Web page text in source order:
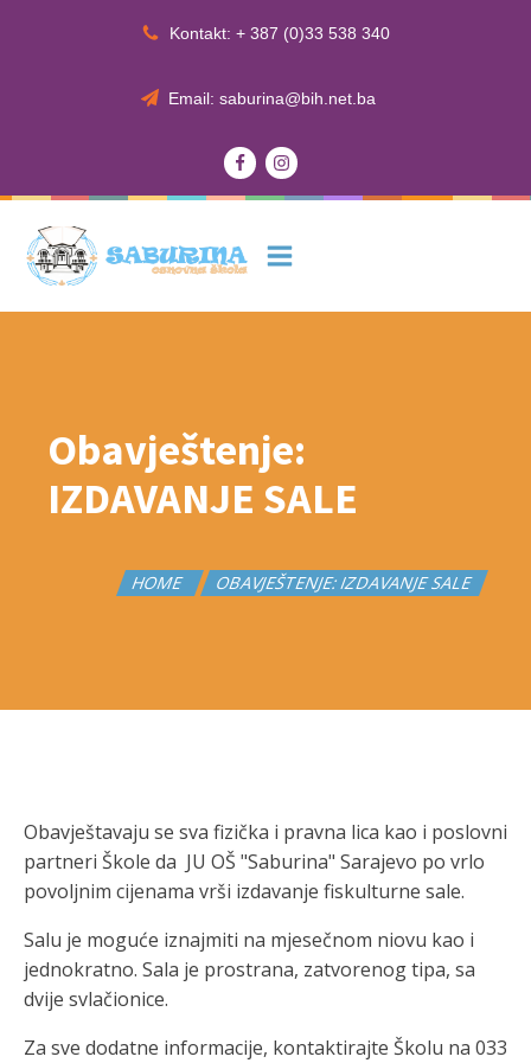
Kontakt: + 387 (0)33 538 340
Email: saburina@bih.net.ba
Obavještenje:
IZDAVANJE SALE
HOME OBAVJEŠTENJE: IZDAVANJE SALE
Obavještavaju se sva fizička i pravna lica kao i poslovni
partneri Škole da JU OŠ "Saburina" Sarajevo po vrlo
povoljnim cijenama vrši izdavanje fiskulturne sale.
Salu je moguće iznajmiti na mjesečnom niovu kao i
jednokratno. Sala je prostrana, zatvorenog tipa, sa
dvije svlačionice.
Za sve dodatne informacije, kontaktirajte Školu na 033